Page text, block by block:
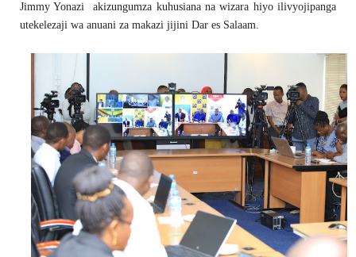
Jimmy Yonazi akizungumza kuhusiana na wizara hiyo ilivyojipanga
utekelezaji wa anuani za makazi jijini Dar es Salaam.